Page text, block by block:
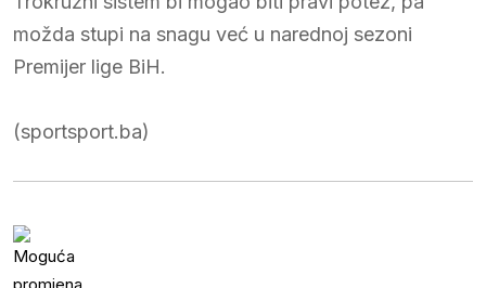
možda stupi na snagu već u narednoj sezoni
Premijer lige BiH.
(sportsport.ba)